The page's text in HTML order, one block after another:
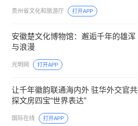
贵州省文化和旅游厅 打开APP
安徽楚文化博物馆：邂逅千年的雄浑
与浪漫
光明网 打开APP
让千年徽韵联通海内外 驻华外交官共
探文房四宝“世界表达”
国际在线 打开APP